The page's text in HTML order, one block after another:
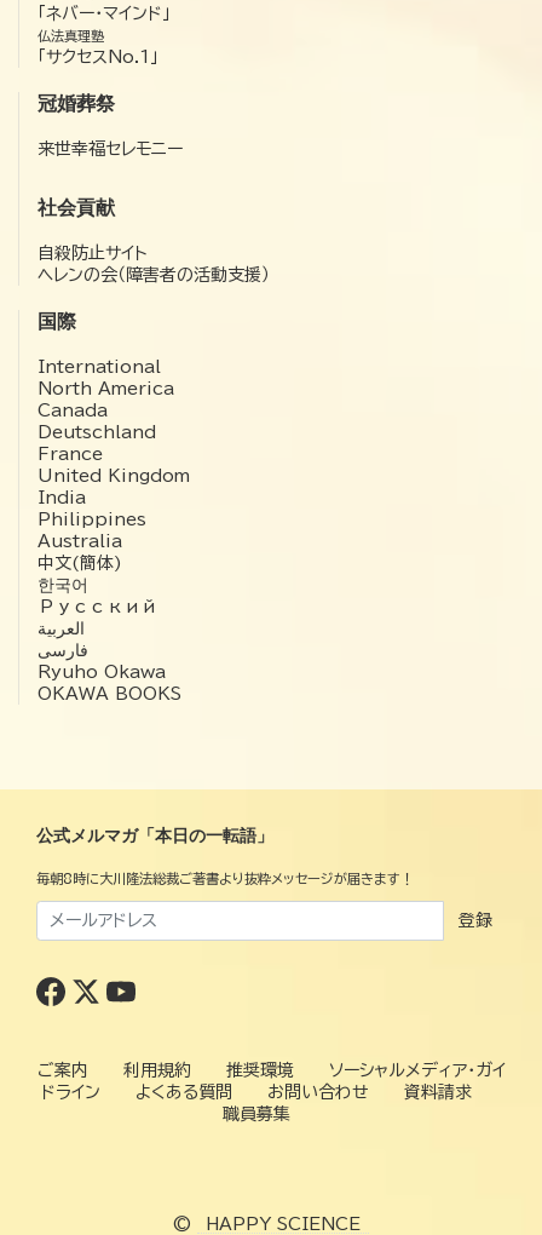
「ネバー・マインド」
仏法真理塾
「サクセスNo.1」
冠婚葬祭
来世幸福セレモニー
社会貢献
自殺防止サイト
ヘレンの会（障害者の活動支援）
国際
International
North America
Canada
Deutschland
France
United Kingdom
India
Philippines
Australia
中文(簡体)
한국어
Русский
العربية‏
فارسی
Ryuho Okawa
OKAWA BOOKS
公式メルマガ「本日の一転語」
毎朝8時に大川隆法総裁ご著書より抜粋メッセージが届きます！
登録
ご案内 利用規約 推奨環境
ソーシャルメディア・ガイ
ドライン
よくある質問 お問い合わせ
資料請求
職員募集
© HAPPY SCIENCE